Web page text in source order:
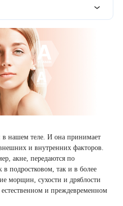
нашем теле. И она принимает
и внутренних факторов.
акне, передаются по
в подростковом, так и в более
морщин, сухости и дряблости
и преждевременном
макияжа)
на аппарате
животе